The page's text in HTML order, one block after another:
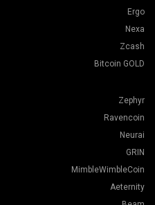
Ergo
Nexa
Zcash
Bitcoin GOLD
Zephyr
Ravencoin
Neurai
GRIN
MimbleWimbleCoin
Aeternity